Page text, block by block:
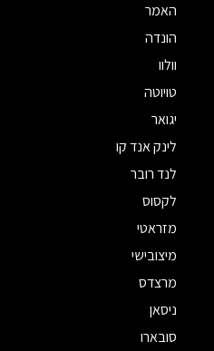
האמר
הונדה
וולוו
טויוטה
יגואר
לינק אנד קו
לנד רובר
לקסוס
מזראטי
מיצובישי
מרצדס
ניסאן
סובארו